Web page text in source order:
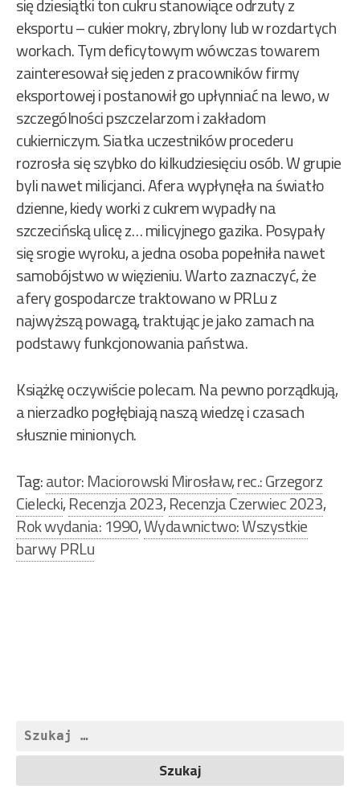
się dziesiątki ton cukru stanowiące odrzuty z
eksportu – cukier mokry, zbrylony lub w rozdartych
workach. Tym deficytowym wówczas towarem
zainteresował się jeden z pracowników firmy
eksportowej i postanowił go upłynniać na lewo, w
szczególności pszczelarzom i zakładom
cukierniczym. Siatka uczestników procederu
rozrosła się szybko do kilkudziesięciu osób. W grupie
byli nawet milicjanci. Afera wypłynęła na światło
dzienne, kiedy worki z cukrem wypadły na
szczecińską ulicę z… milicyjnego gazika. Posypały
się srogie wyroku, a jedna osoba popełniła nawet
samobójstwo w więzieniu. Warto zaznaczyć, że
afery gospodarcze traktowano w PRLu z
najwyższą powagą, traktując je jako zamach na
podstawy funkcjonowania państwa.
Książkę oczywiście polecam. Na pewno porządkują,
a nierzadko pogłębiają naszą wiedzę i czasach
słusznie minionych.
Tag:autor: Maciorowski Mirosław,rec.: Grzegorz
Cielecki,Recenzja 2023,Recenzja Czerwiec 2023,
Rok wydania: 1990,Wydawnictwo: Wszystkie
barwy PRLu
Szukaj: